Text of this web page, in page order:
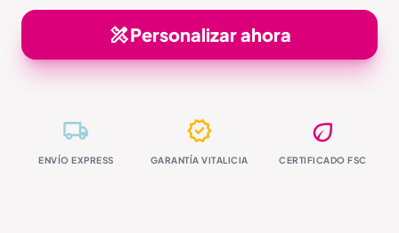
Personalizar ahora
ENVÍO EXPRESS GARANTÍA VITALICIA CERTIFICADO FSC